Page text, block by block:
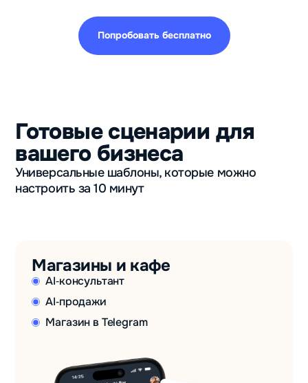
Попробовать бесплатно
Готовые сценарии для
вашего бизнеса
Универсальные шаблоны, которые можно
настроить за 10 минут
Магазины и кафе
AI‑консультант
AI‑продажи
Магазин в Telegram